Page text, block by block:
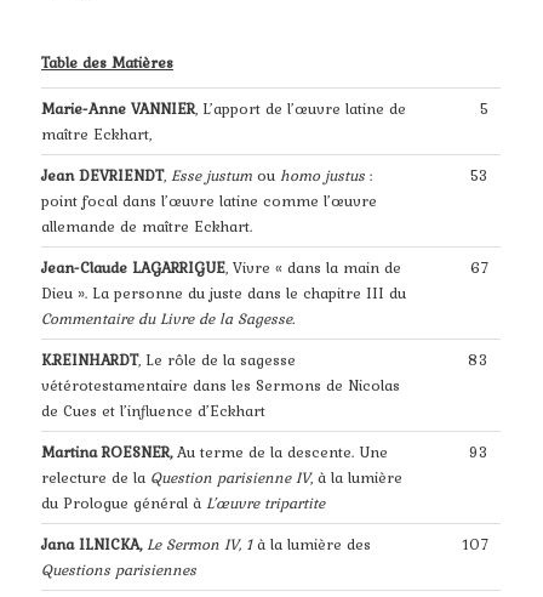
Table des Matières
Marie-Anne VANNIER, L’apport de l’œuvre latine de
maître Eckhart,
5
Jean DEVRIENDT,Esse justum ouhomo justus:
point focal dans l’œuvre latine comme l’œuvre
allemande de maître Eckhart.
53
Jean-Claude LAGARRIGUE, Vivre « dans la main de
Dieu ». La personne du juste dans le chapitre III du
Commentaire du Livre de la Sagesse.
67
K.REINHARDT, Le rôle de la sagesse
vétérotestamentaire dans les Sermons de Nicolas
de Cues et l’influence d’Eckhart
83
Martina ROESNER,Au terme de la descente. Une
relecture de la Question parisienne IV, à la lumière
du Prologue général àL’œuvre tripartite
93
Jana ILNICKA, Le Sermon IV, 1à la lumière des
Questions parisiennes
107